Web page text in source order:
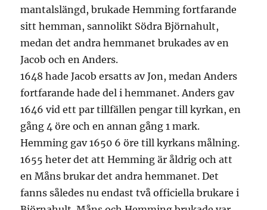
mantalslängd, brukade Hemming fortfarande
sitt hemman, sannolikt Södra Björnahult,
medan det andra hemmanet brukades av en
Jacob och en Anders.
1648 hade Jacob ersatts av Jon, medan Anders
fortfarande hade del i hemmanet. Anders gav
1646 vid ett par tillfällen pengar till kyrkan, en
gång 4 öre och en annan gång 1 mark.
Hemming gav 1650 6 öre till kyrkans målning.
1655 heter det att Hemming är åldrig och att
en Måns brukar det andra hemmanet. Det
fanns således nu endast två officiella brukare i